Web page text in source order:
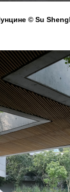
© Su